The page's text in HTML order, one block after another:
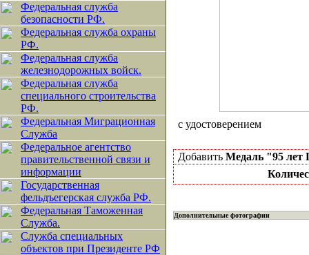
Федеральная служба
безопасности РФ.
Федеральная служба охраны
РФ.
Федеральная служба
железнодорожных войск.
Федеральная служба
специального строительства
РФ.
Федеральная Миграционная
Служба
Федеральное агентство
правительственной связи и
информации
Государственная
фельдъегерская служба РФ.
Федеральная Таможенная
Служба.
Служба специальных
объектов при Президенте РФ
с удостоверением
Добавить Медаль "95
Дополнительные фотографии